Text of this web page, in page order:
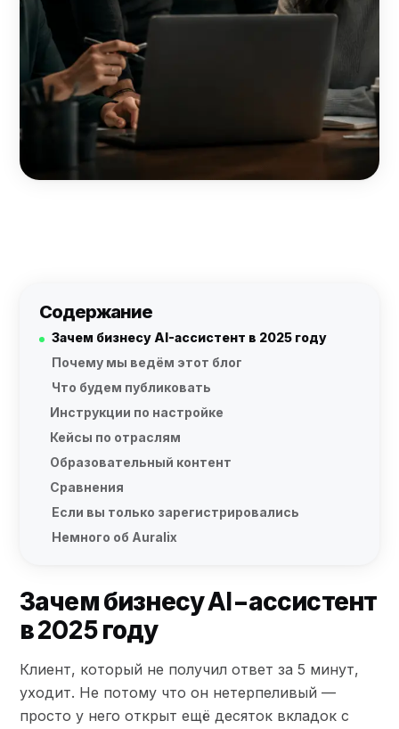
Содержание
Зачем бизнесу AI-ассистент в 2025 году
Почему мы ведём этот блог
Что будем публиковать
Инструкции по настройке
Кейсы по отраслям
Образовательный контент
Сравнения
Если вы только зарегистрировались
Немного об Auralix
Зачем бизнесу AI-ассистент
в 2025 году
Клиент, который не получил ответ за 5 минут,
уходит. Не потому что он нетерпеливый —
просто у него открыт ещё десяток вкладок с